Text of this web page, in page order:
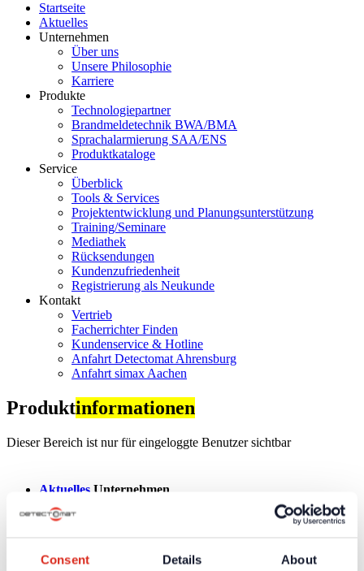
Consent Details About
Startseite
Aktuelles
Unternehmen
Über uns
Unsere Philosophie
Karriere
Produkte
Technologiepartner
Brandmeldetechnik BWA/BMA
Sprachalarmierung SAA/ENS
Produktkataloge
Service
Überblick
Tools & Services
Projektentwicklung und Planungsunterstützung
Training/Seminare
Mediathek
Rücksendungen
Kundenzufriedenheit
Registrierung als Neukunde
Kontakt
Vertrieb
Facherrichter Finden
Kundenservice & Hotline
Anfahrt Detectomat Ahrensburg
Anfahrt simax Aachen
Produktinformationen
Dieser Bereich ist nur für eingeloggte Benutzer sichtbar
Aktuelles Unternehmen
Unsere Philosophie
Technologiepartner